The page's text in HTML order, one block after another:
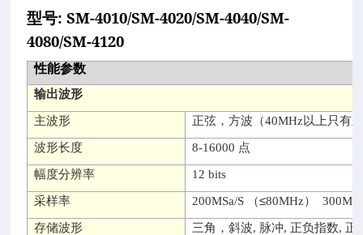
型号: SM-4010/SM-4020/SM-4040/SM-
4080/SM-4120
性能参数
输出波形
主波形 正弦，方波（40MHz以上只有
波形长度 8-16000 点
幅度分辨率 12 bits
采样率 200MSa/S （≤80MHz）
存储波形 三角，斜波, 脉冲, 正负指数, 正